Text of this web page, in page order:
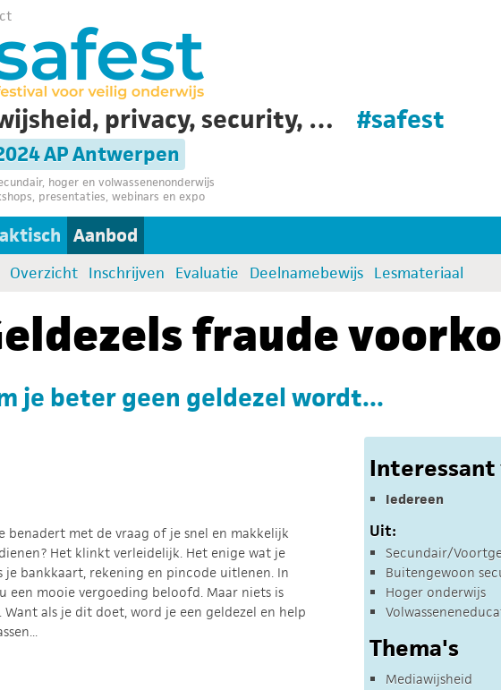
privacy, security, … #safest
AP Antwerpen
hoger en volwassenenonderwijs
presentaties, webinars en expo
Aanbod
Overzicht Inschrijven Evaluatie Deelnamebewijs Lesmateriaal
fraude
je beter geen geldezel wordt...
benadert met de vraag of je snel en makkelijk
Het klinkt verleidelijk. Het enige wat je
je bankkaart, rekening en pincode uitlenen. In
een mooie vergoeding beloofd. Maar niets is
Want als je dit doet, word je een geldezel en help
Interessant
Iedereen
Uit:
Secundair/
Buitengewoon
Hoger onderwijs
Thema's
Mediawijsheid